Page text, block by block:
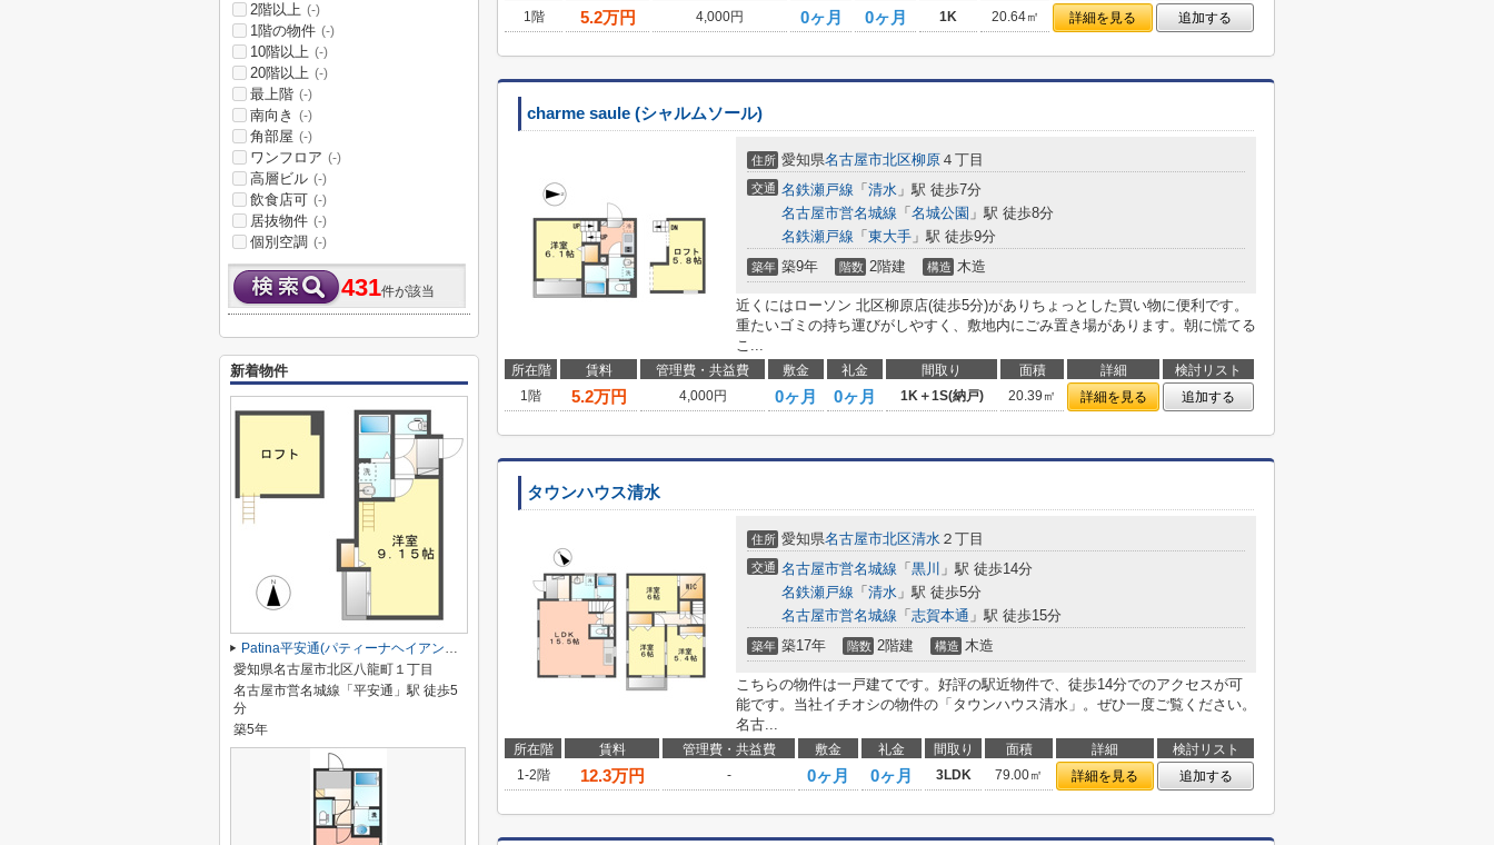
1階
5.2万円 4,000円 0ヶ月 0ヶ月 1K 20.64㎡ 詳細を見る 追加する
charme saule (シャルムソール)
住所 愛知県名古屋市北区柳原 ４丁目
交通 名鉄瀬戸線 「 清水 」駅 徒歩7分
名古屋市営名城線 「 名城公園 」駅 徒歩8分
名鉄瀬戸線 「 東大手 」駅 徒歩9分
築年 築9年 階数 2階建 構造 木造
近くにはローソン 北区柳原店(徒歩5分)がありちょっとした買い物に便利です。
重たいゴミの持ち運びがしやすく、敷地内にごみ置き場があります。朝に慌てる
こ...
所在階 賃料 管理費・共益費 敷金 礼金 間取り 面積 詳細
検討リスト
1階
5.2万円 4,000円 0ヶ月 0ヶ月 1K＋1S(納戸) 20.39㎡ 詳細を見る 追加する
タウンハウス清水
住所 愛知県名古屋市北区清水 ２丁目
交通 名古屋市営名城線 「 黒川 」駅 徒歩14分
名鉄瀬戸線 「 清水 」駅 徒歩5分
名古屋市営名城線 「 志賀本通 」駅 徒歩15分
築年 築17年 階数 2階建 構造 木造
こちらの物件は一戸建てです。好評の駅近物件で、徒歩14分でのアクセスが可
能です。当社イチオシの物件の「タウンハウス清水」。ぜひ一度ご覧ください。
名古...
所在階 賃料 管理費・共益費 敷金 礼金 間取り 面積 詳細
検討リスト
1-2階
12.3万円 - 0ヶ月 0ヶ月 3LDK 79.00㎡ 詳細を見る 追加する
2階以上 (-)
1階の物件 (-)
10階以上 (-)
20階以上 (-)
最上階 (-)
南向き (-)
角部屋 (-)
ワンフロア (-)
高層ビル (-)
飲食店可 (-)
居抜物件 (-)
個別空調 (-)
431件が該当
新着物件
Patina平安通(パティーナヘイアンドオリ)
愛知県名古屋市北区八龍町１丁目
名古屋市営名城線「平安通」駅 徒歩5
分
築5年